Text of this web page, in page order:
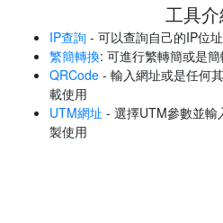
工具
IP查詢 - 可以查詢自己的IP位
繁簡轉換: 可進行繁轉簡或是
QRCode - 輸入網址或是任何
載使用
UTM網址 - 選擇UTM參數並輸
製使用